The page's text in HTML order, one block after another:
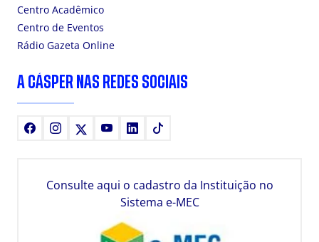
Centro Acadêmico
Centro de Eventos
Rádio Gazeta Online
A CÁSPER NAS REDES SOCIAIS
FacebookInstagram YoutubeLinkedIn
Consulte aqui o cadastro da Instituição no
Sistema e-MEC